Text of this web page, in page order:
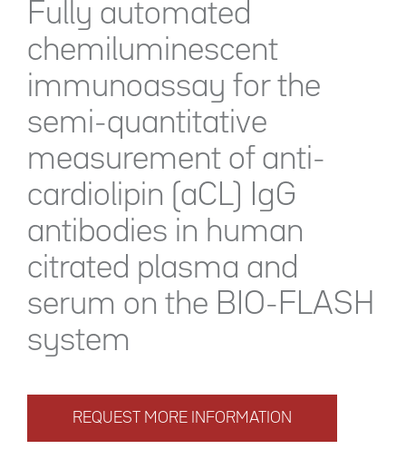
Fully automated
chemiluminescent
immunoassay for the
semi-quantitative
measurement of anti-
cardiolipin (aCL) IgG
antibodies in human
citrated plasma and
serum on the BIO-FLASH
system
REQUEST MORE INFORMATION